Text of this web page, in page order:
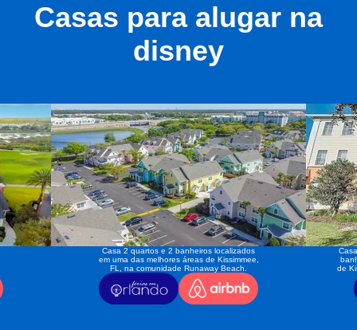
Casas para alugar na
disney
Casa 2 quartos e 2 banheiros localizados
em uma das melhores áreas de Kissimmee,
FL, na comunidade Runaway Beach.
de